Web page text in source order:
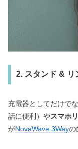
2. スタンド & リ
充電器としてだけでな
話に便利）やスマホ
がNovaWave 3Wayの